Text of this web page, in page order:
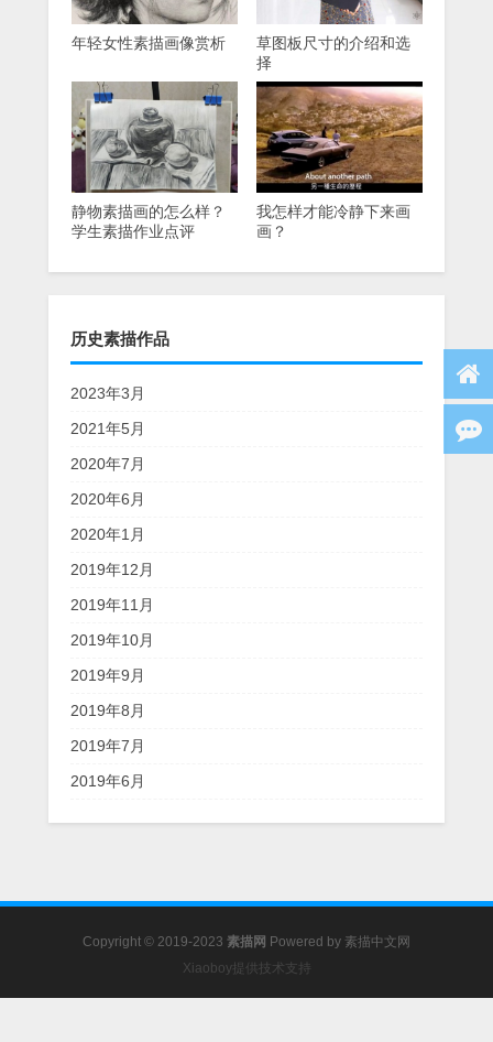
年轻女性素描画像赏析
草图板尺寸的介绍和选
择
静物素描画的怎么样？
学生素描作业点评
我怎样才能冷静下来画
画？
历史素描作品
2023年3月
2021年5月
2020年7月
2020年6月
2020年1月
2019年12月
2019年11月
2019年10月
2019年9月
2019年8月
2019年7月
2019年6月
Copyright © 2019-2023 素描网 Powered by 素描中文网
Xiaoboy提供技术支持